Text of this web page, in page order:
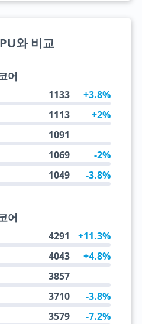
와 비교
어
1133 +3.8%
1113 +2%
1091
1069 -2%
1049 -3.8%
어
4291 +11.3%
4043 +4.8%
3857
3710 -3.8%
3579 -7.2%